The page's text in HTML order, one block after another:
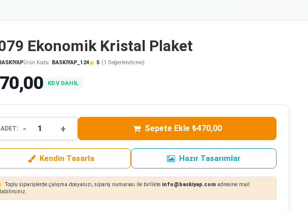
Ekonomik Kristal Plaket
Ürün Kodu: BASKIYAP_124 5 (1 Değerlendirme)
KDV DAHİL
ADET: - + Sepete Ekle ₺470,00
Kendin Tasarla Hazır Tasarımlar
Toplu siparişlerde çalışma dosyanızı, sipariş numarası ile birlikte info@baskiyap.com adresine mail